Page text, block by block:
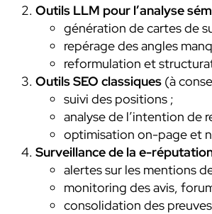
Outils LLM pour l’analyse
génération de cartes de
repérage des angles
reformulation et
Outils SEO classiques (à
suivi des positions ;
analyse de l’intention de
optimisation on-page et
Surveillance de la e-
alertes sur les mentions
monitoring des avis,
consolidation des